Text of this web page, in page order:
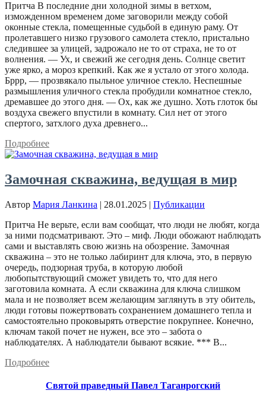
Притча В последние дни холодной зимы в ветхом,
изможденном временем доме заговорили между собой
оконные стекла, помещенные судьбой в единую раму. От
пролетавшего низко грузового самолета стекло, пристально
следившее за улицей, задрожало не то от страха, не то от
волнения. — Ух, и свежий же сегодня день. Солнце светит
уже ярко, а мороз крепкий. Как же я устало от этого холода.
Бррр, — прозвякало пыльное уличное стекло. Неспешные
размышления уличного стекла пробудили комнатное стекло,
дремавшее до этого дня. — Ох, как же душно. Хоть глоток бы
воздуха свежего впустили в комнату. Сил нет от этого
спертого, затхлого духа древнего...
Подробнее
Замочная скважина, ведущая в мир
Автор Мария Ланкина | 28.01.2025 | Публикации
Притча Не верьте, если вам сообщат, что люди не любят, когда
за ними подсматривают. Это – миф. Люди обожают наблюдать
сами и выставлять свою жизнь на обозрение. Замочная
скважина – это не только лабиринт для ключа, это, в первую
очередь, подзорная труба, в которую любой
любопытствующий сможет увидеть то, что для него
заготовила комната. А если скважина для ключа слишком
мала и не позволяет всем желающим заглянуть в эту обитель,
люди готовы пожертвовать сохранением домашнего тепла и
самостоятельно проковырять отверстие покрупнее. Конечно,
ключам такой почет не нужен, все это – забота о
наблюдателях. А наблюдатели бывают всякие. *** В...
Подробнее
Святой праведный Павел Таганрогский